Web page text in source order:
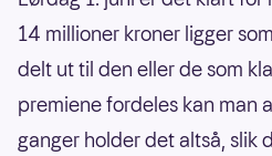
14 millioner kroner ligger
delt ut til den eller de som
premiene fordeles kan man
ganger holder det altså, slik